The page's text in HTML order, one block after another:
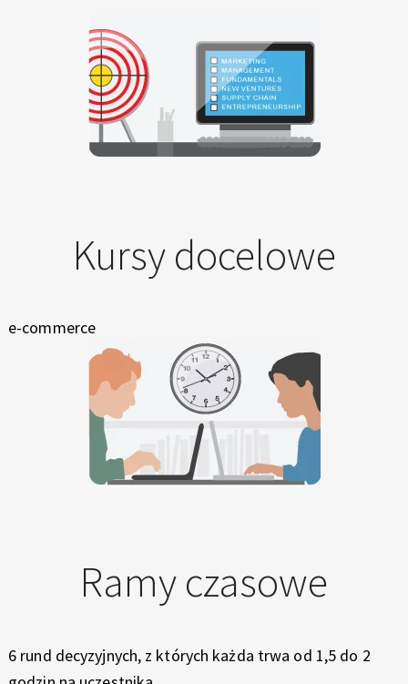
Kursy docelowe
e-commerce
Ramy czasowe
6 rund decyzyjnych, z których każda trwa od 1,5 do 2